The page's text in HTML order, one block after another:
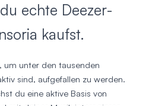
echte Deezer-
kaufst.
um unter den tausenden
sind, aufgefallen zu werden.
du eine aktive Basis von